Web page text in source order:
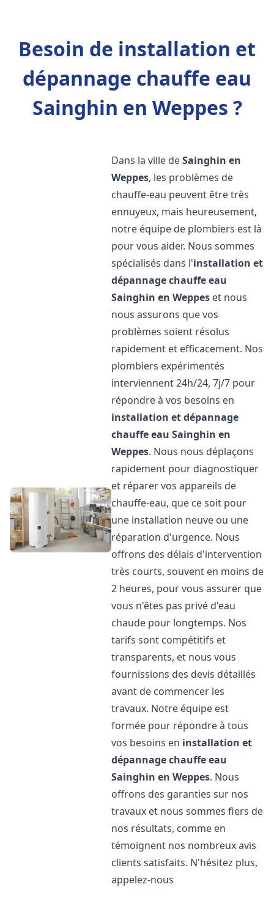
Besoin de installation et
dépannage chauffe eau
Sainghin en Weppes ?
Dans la ville deSainghin en
Weppes, les problèmes de
chauffe-eau peuvent être très
ennuyeux, mais heureusement,
notre équipe de plombiers est là
pour vous aider. Nous sommes
spécialisés dans l'installation et
dépannage chauffe eau
Sainghin en Weppes et nous
nous assurons que vos
problèmes soient résolus
rapidement et efficacement. Nos
plombiers expérimentés
interviennent 24h/24, 7j/7 pour
répondre à vos besoins en
installation et dépannage
chauffe eau Sainghin en
Weppes. Nous nous déplaçons
rapidement pour diagnostiquer
et réparer vos appareils de
chauffe-eau, que ce soit pour
une installation neuve ou une
réparation d'urgence. Nous
offrons des délais d'intervention
très courts, souvent en moins de
2 heures, pour vous assurer que
vous n'êtes pas privé d'eau
chaude pour longtemps. Nos
tarifs sont compétitifs et
transparents, et nous vous
fournissions des devis détaillés
avant de commencer les
travaux. Notre équipe est
formée pour répondre à tous
vos besoins en installation et
dépannage chauffe eau
Sainghin en Weppes. Nous
offrons des garanties sur nos
travaux et nous sommes fiers de
nos résultats, comme en
témoignent nos nombreux avis
clients satisfaits. N'hésitez plus,
appelez-nous